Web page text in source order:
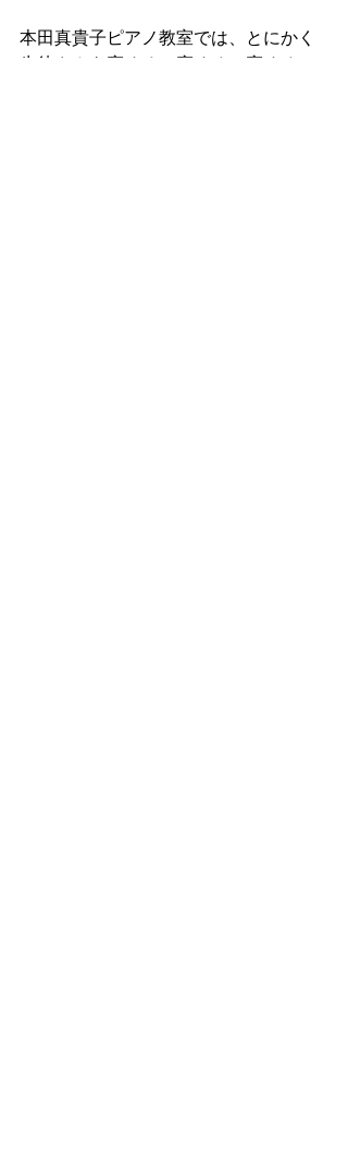
本田真貴子ピアノ教室では、とにかく
生徒さんを褒める！褒める！褒める！